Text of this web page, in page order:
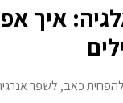
איך
כאב, לשפר